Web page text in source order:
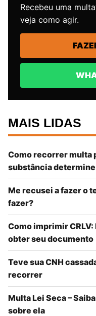
Recebeu uma
veja como agir.
MAIS LIDAS
Como recorrer multa
substância
Me recusei a fazer o
fazer?
Como imprimir
obter seu documento
Teve sua CNH
recorrer
Multa Lei Seca –
sobre ela